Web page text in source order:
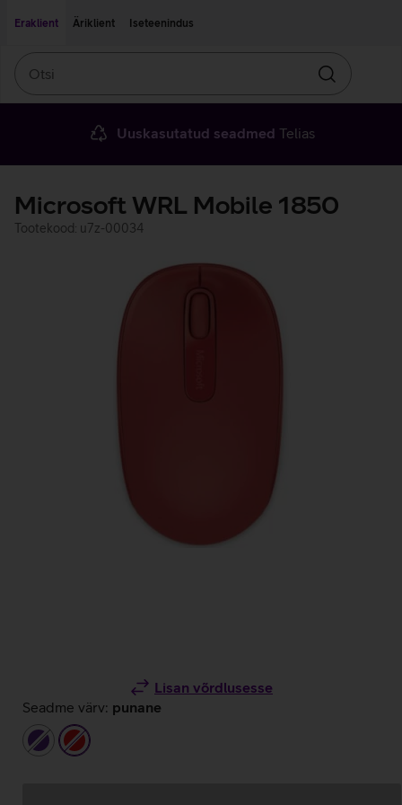
Eraklient
Äriklient Iseteenindus
Otsin
Uuskasutatud seadmed Telias
Microsoft WRL Mobile 1850
Tootekood: u7z-00034
Lisan võrdlusesse
Seadme värv: punane
tumelillapunane